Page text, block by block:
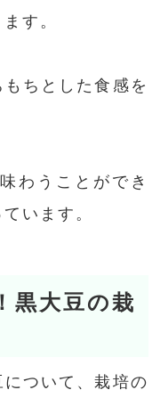
す。
ちとした食感を
わうことができ
います。
黒大豆の栽
ついて、栽培の